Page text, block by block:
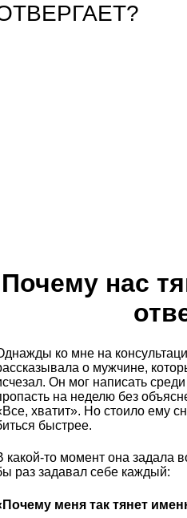
Почему нас
ко мне на
о мужчине,
Он мог написать
на неделю без
хватит». Но стоило ему
быстрее.
какой-то момент она задала
раз задавал себе каждый:
меня так тянет